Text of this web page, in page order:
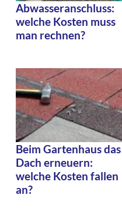
Abwasseranschluss:
welche Kosten muss
man rechnen?
Beim Gartenhaus das
Dach erneuern:
welche Kosten fallen
an?